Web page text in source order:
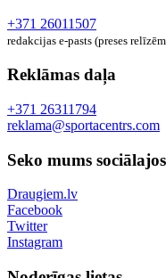
+371 26011507
redakcijas e-pasts (preses
Reklāmas daļa
+371 26311794
reklama@sportacentrs.com
Seko mums
Draugiem.lv
Facebook
Twitter
Instagram